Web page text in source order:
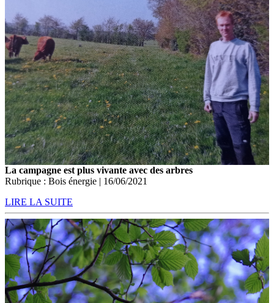
La campagne est plus vivante avec des arbres
Rubrique : Bois énergie | 16/06/2021
LIRE LA SUITE